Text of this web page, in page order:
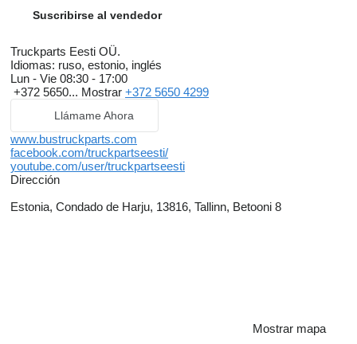
Suscribirse al vendedor
Truckparts Eesti OÜ.
Idiomas: ruso, estonio, inglés
Lun - Vie 08:30 - 17:00
+372 5650... Mostrar +372 5650 4299
Llámame Ahora
www.bustruckparts.com
facebook.com/truckpartseesti/
youtube.com/user/truckpartseesti
Dirección
Estonia, Condado de Harju, 13816, Tallinn, Betooni 8
Mostrar mapa